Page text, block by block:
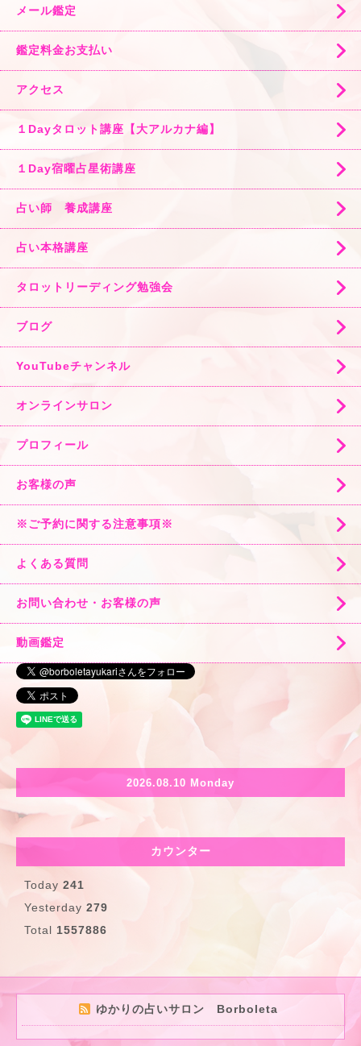
メール鑑定
鑑定料金お支払い
アクセス
１Dayタロット講座【大アルカナ編】
１Day宿曜占星術講座
占い師 養成講座
占い本格講座
タロットリーディング勉強会
ブログ
YouTubeチャンネル
オンラインサロン
プロフィール
お客様の声
※ご予約に関する注意事項※
よくある質問
お問い合わせ・お客様の声
動画鑑定
2026.08.10 Monday
カウンター
Today 241
Yesterday 279
Total 1557886
ゆかりの占いサロン Borboleta